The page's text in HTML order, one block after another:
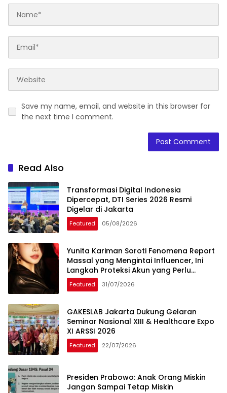
Save my name, email, and website in this browser for
the next time I comment.
Read Also
Transformasi Digital Indonesia
Dipercepat, DTI Series 2026 Resmi
Digelar di Jakarta
Featured 05/08/2026
Yunita Kariman Soroti Fenomena Report
Massal yang Mengintai Influencer, Ini
Langkah Proteksi Akun yang Perlu
Diketahui
Featured 31/07/2026
GAKESLAB Jakarta Dukung Gelaran
Seminar Nasional XIII & Healthcare Expo
XI ARSSI 2026
Featured 22/07/2026
Presiden Prabowo: Anak Orang Miskin
Jangan Sampai Tetap Miskin